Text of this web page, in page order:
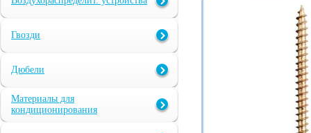
Гвозди
Дюбели
Материалы для
кондиционирования